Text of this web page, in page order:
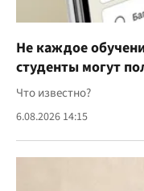
Не каждое
студенты могут
Что известно?
6.08.2026 14:15